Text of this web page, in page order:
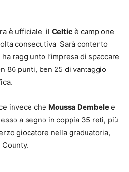
è ufficiale: il Celtic è campione
consecutiva. Sarà contento
ha raggiunto l’impresa di spaccare
86 punti, ben 25 di vantaggio
invece che Moussa Dembelee
a segno in coppia 35 reti, più
giocatore nella graduatoria,